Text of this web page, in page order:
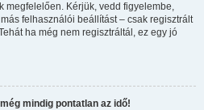
megfelelően. Kérjük, vedd figyelembe,
felhasználói beállítást – csak regisztrált
ha még nem regisztráltál, ez egy jó
mindig pontatlan az idő!